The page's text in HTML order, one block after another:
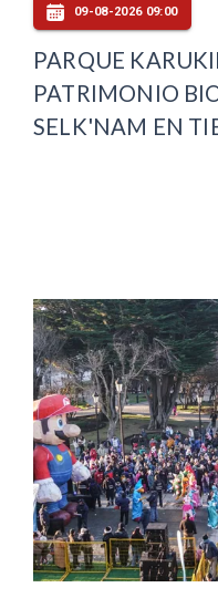
09-08-2026 09:00
PARQUE
PATRIMONIO
SELK'NAM EN